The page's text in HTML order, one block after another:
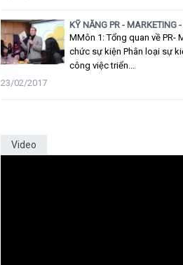
KỸ NĂNG PR - MARKETING
MMôn 1: Tổng quan về PR-
chức sự kiện Phân loại sự
công việc triển...
23/02/2017
Video